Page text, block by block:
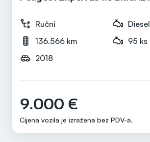
115 ks
Ručni
Ručni
Diesel
136.566 km
95 ks
2018
9.000 €
Cijena vozila je izražena bez PDV-a.